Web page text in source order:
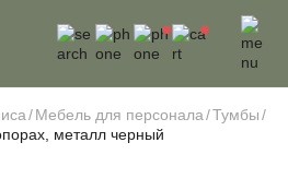
Мебель для персонала Тумбы
металл черный